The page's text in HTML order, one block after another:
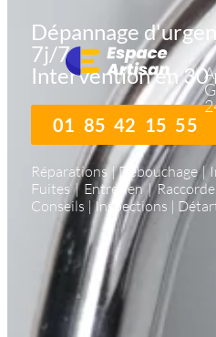
Dépannage
7j/7
Intervention en 30
01 85 42 15 55
Réparations | Débouchage
Fuites | Entretien |
Conseils | Inspections |